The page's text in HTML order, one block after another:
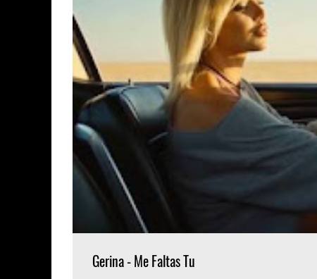
Gerina - Me Faltas Tu